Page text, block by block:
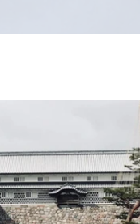
播放影片